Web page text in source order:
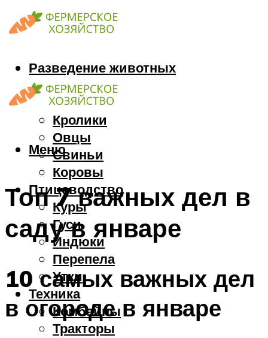
Разведение животных
Козы
Кони
Кролики
Овцы
Свиньи
Коровы
Птицеводство
Куры
Гуси
Индюки
Перепела
Утки
Техника
Комбайны
Тракторы
Меню
Топ 7 важных дел в
саду в январе
10 самых важных дел
в огороде в январе